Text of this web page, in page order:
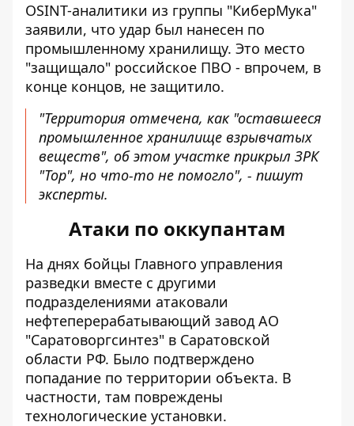
OSINT-аналитики из группы "КиберМука"
заявили, что удар был нанесен по
промышленному хранилищу. Это место
"защищало" российское ПВО - впрочем, в
конце концов, не защитило.
"Территория отмечена, как "оставшееся
промышленное хранилище взрывчатых
веществ", об этом участке прикрыл ЗРК
"Тор", но что-то не помогло", - пишут
эксперты.
Атаки по оккупантам
На днях бойцы Главного управления
разведки вместе с другими
подразделениями атаковали
нефтеперерабатывающий завод АО
"Саратоворгсинтез" в Саратовской
области РФ. Было подтверждено
попадание по территории объекта. В
частности, там повреждены
технологические установки.